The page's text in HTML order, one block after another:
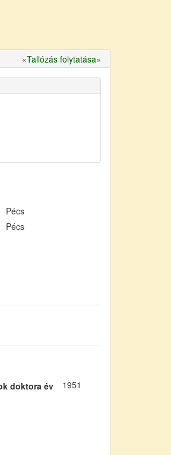
«Tallózás folytatása»
Pécs
Pécs
doktora év
1951